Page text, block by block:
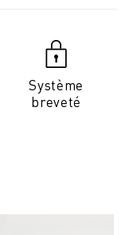
Système
breveté